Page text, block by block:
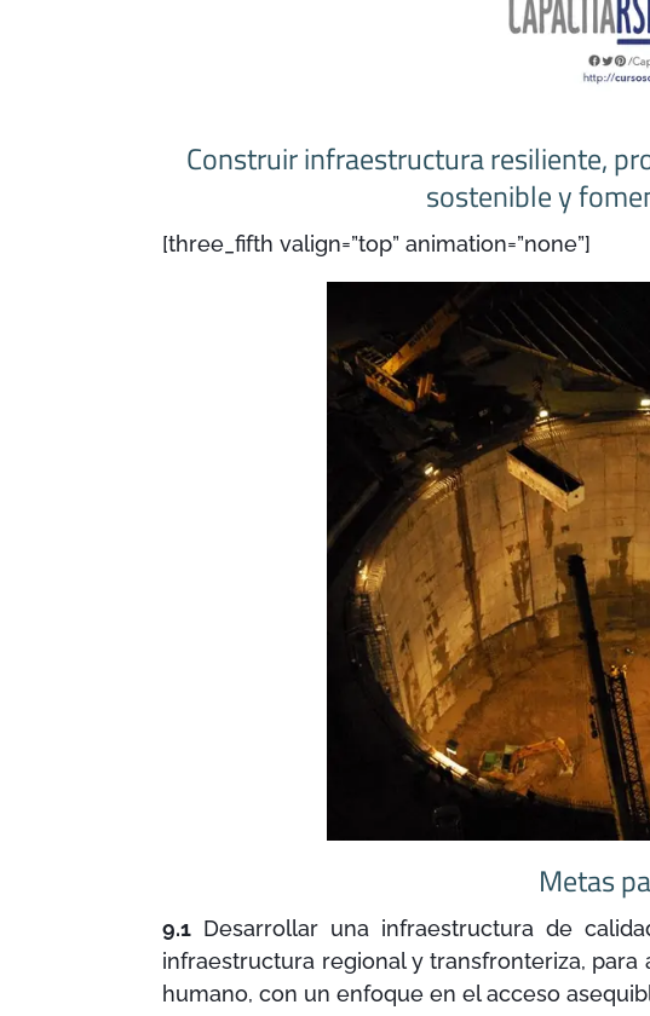
Construir infraestructura resiliente,
sostenible y
[three_fifth valign=”top” animation=”none”]
Metas
9.1 Desarrollar una infraestructura de
infraestructura regional y transfronteriza,
humano, con un enfoque en el acceso